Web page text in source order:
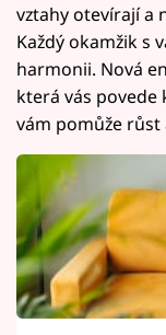
vztahy otevírají a
Každý okamžik s
harmonii. Nová
která vás povede
vám pomůže růst